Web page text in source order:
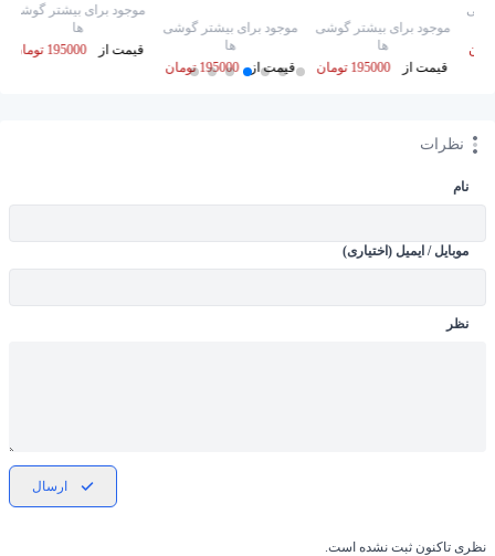
موجود برای بیشتر گوشی
ها
قیمت از
195000 تومان
موجود برای بیشتر گوشی
ها
قیمت از
195000 تومان
موجود برای بیشتر گوشی
ها
قیمت از
195000 تومان
نظرات
نام
موبایل / ایمیل (اختیاری)
نظر
ارسال
نظری تاکنون ثبت نشده است.